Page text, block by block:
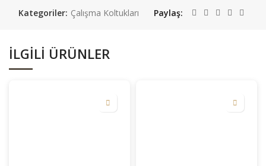
Kategoriler: Çalışma Koltukları Paylaş
İLGILI ÜRÜNLER